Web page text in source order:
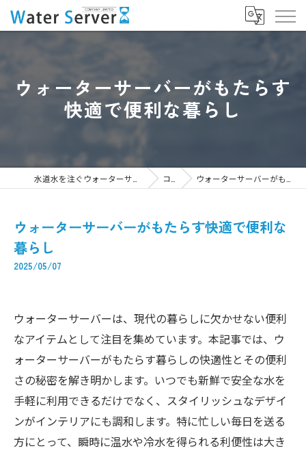
ウォーターサーバーがもたらす
快適で便利な暮らし
コラム ウォーターサーバーがもたらす快適で便利な暮らし
ウォーターサーバーがもたらす快適で便利な
暮らし
2025/05/07
ウォーターサーバーは、現代の暮らしに欠かせない便利
なアイテムとして注目を集めています。本記事では、ウ
ォーターサーバーがもたらす暮らしの快適性とその便利
さの秘密を解き明かします。いつでも新鮮で安全な水を
手軽に利用できるだけでなく、スタイリッシュなデザイ
ンがインテリアにも調和します。特に忙しい毎日を送る
方にとって、瞬時に温水や冷水を得られる利便性は大き